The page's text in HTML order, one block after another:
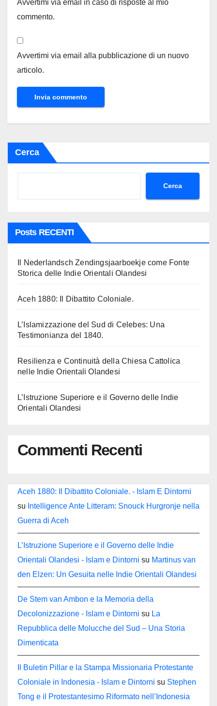
Avvertimi via email in caso di risposte al mio
commento.
Avvertimi via email alla pubblicazione di un nuovo
articolo.
Cerca
Cerca
Posts RECENTI
Il Nederlandsch Zendingsjaarboekje come Fonte
Storica delle Indie Orientali Olandesi
Aceh 1880: Il Dibattito Coloniale.
L’Islamizzazione del Sud di Celebes: Una
Testimonianza del 1840.
Resilienza e Continuità della Chiesa Cattolica
nelle Indie Orientali Olandesi
L’Istruzione Superiore e il Governo delle Indie
Orientali Olandesi
Commenti Recenti
Aceh 1880: Il Dibattito Coloniale. - Islam E Dintorni
su Intelligence Ante Litteram: Snouck Hurgronje nella
Guerra di Aceh
L’Istruzione Superiore e il Governo delle Indie
Orientali Olandesi - Islam e Dintorni su Martinus van
den Elzen: Un Gesuita nelle Indie Orientali Olandesi
De Stem van Ambon e la Memoria della
Decolonizzazione - Islam e Dintorni su La
Repubblica delle Molucche del Sud – Una Storia
Dimenticata
Il Buletin Pillar e la Stampa Missionaria Protestante
Coloniale in Indonesia - Islam e Dintorni su Stephen
Tong e il Protestantesimo Riformato nell’Indonesia